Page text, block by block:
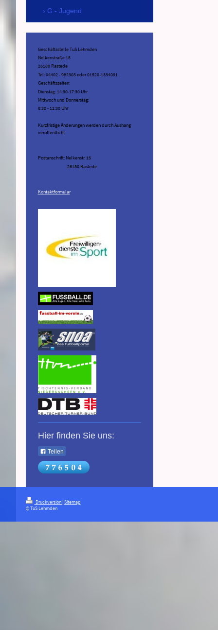
G - Jugend
Geschäftsstelle TuS Lehmden
Nelkenstraße 15
26180 Rastede
Tel: 04402 - 982303 oder 01520-1334091
Geschäftszeiten:
Dienstag: 14:30-17:30 Uhr
Mittwoch und Donnerstag:
8:30 - 11:30 Uhr
Kurzfristige Änderungen werden durch Aushang
veröffentlicht
Postanschrift: Nelkenstr. 15
26180 Rastede
Kontaktformular.
Hier finden Sie uns:
Teilen
Druckversion Sitemap
© TuS Lehmden